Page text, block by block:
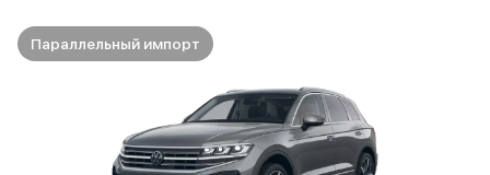
Параллельный импорт